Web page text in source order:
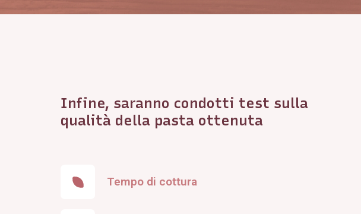
Infine, saranno condotti test sulla
qualità della pasta ottenuta
Tempo di cottura